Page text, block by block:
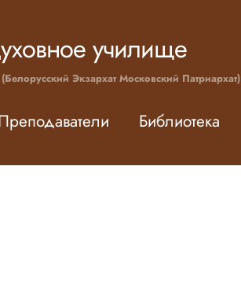
училище
Экзархат Московский Патриархат)
Библиотека